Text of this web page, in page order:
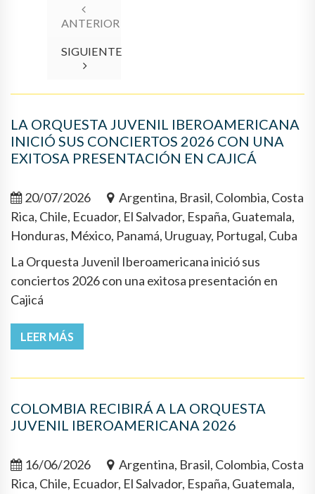
ANTERIOR
SIGUIENTE
LA ORQUESTA JUVENIL IBEROAMERICANA
INICIÓ SUS CONCIERTOS 2026 CON UNA
EXITOSA PRESENTACIÓN EN CAJICÁ
20/07/2026
Argentina, Brasil, Colombia, Costa
Rica, Chile, Ecuador, El Salvador, España, Guatemala,
Honduras, México, Panamá, Uruguay, Portugal, Cuba
La Orquesta Juvenil Iberoamericana inició sus
conciertos 2026 con una exitosa presentación en
Cajicá
LEER MÁS
COLOMBIA RECIBIRÁ A LA ORQUESTA
JUVENIL IBEROAMERICANA 2026
16/06/2026
Argentina, Brasil, Colombia, Costa
Rica, Chile, Ecuador, El Salvador, España, Guatemala,